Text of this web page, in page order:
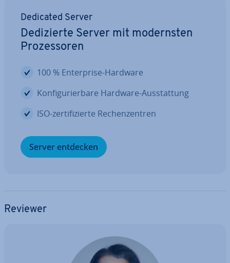
Dedicated Server
De­di­zier­te Server mit mo­derns­ten
Pro­zes­so­ren
100 % En­ter­pri­se-Hardware
Kon­fi­gu­rier­ba­re Hardware-Aus­stat­tung
ISO-zer­ti­fi­zier­te Re­chen­zen­tren
Server entdecken
Reviewer